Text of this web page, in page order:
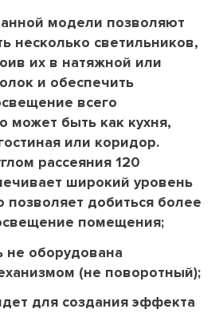
модели позволяют
несколько светильников,
их в натяжной или
и обеспечить
всего
может быть как кухня,
или коридор.
рассеяния 120
широкий уровень
позволяет добиться более
помещения;
оборудована
(не поворотный);
для создания эффекта